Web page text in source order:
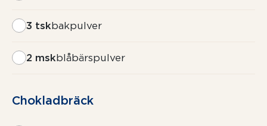
3 tskbakpulver
2 mskblåbärspulver
Chokladbräck